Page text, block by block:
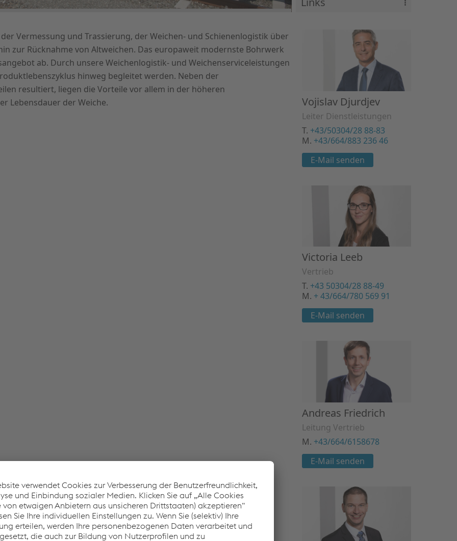
Dienstleistungen/Engineering
Weichen- und
Schienenlogistik
Weichenerstservice
Weichenservice
Rücknahme Altweichen
Bohren und Aufplatten
von Holzschwellen
Vermessung und Trassierung, der Weichen- und Schienenlogistik über
zur Rücknahme von Altweichen. Das europaweit modernste Bohrwerk
ab. Durch unsere Weichenlogistik- und Weichenserviceleistungen
hinweg begleitet werden. Neben der
resultiert, liegen die Vorteile vor allem in der höheren
Lebensdauer der Weiche.
Vojislav Djurdjev
Leiter Dienstleistungen
T. +43/50304/28 88-83
M. +43/664/883 236 46
E-Mail senden
Victoria Leeb
Vertrieb
T. +43 50304/28 88-49
M. + 43/664/780 569 91
E-Mail senden
Andreas Friedrich
Leitung Vertrieb
M. +43/664/6158678
E-Mail senden